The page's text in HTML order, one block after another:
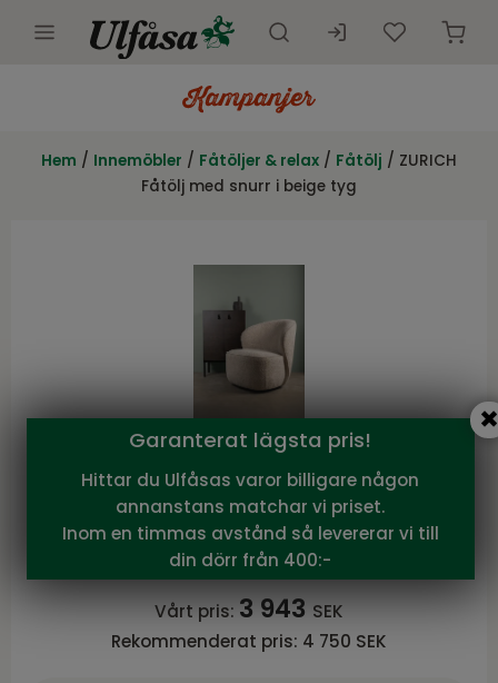
Innemöbler
Kampanjer
Hem / Innemöbler / Fåtöljer & relax / Fåtölj / ZURICH
Fåtölj med snurr i beige tyg
NFG
ZURICH Fåtölj med snurr i beige tyg
Serie ZURICH från NFG
Vårt pris: 3 943SEK
Rekommenderat pris: 4 750 SEK
Garanterat lägsta pris!
Hittar du Ulfåsas varor billigare någon
annanstans matchar vi priset.
Inom en timmas avstånd så levererar vi till
din dörr från 400:-